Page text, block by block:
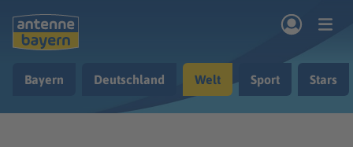
Nachrichten
Bayern Deutschland Welt Sport Stars